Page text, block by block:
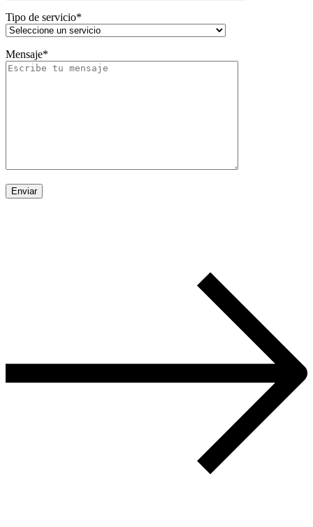
Tipo de servicio*
Mensaje*